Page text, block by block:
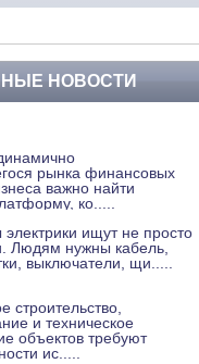
НОВОСТИ
рынка финансовых
важно найти
ко
ищут не просто
Людям нужны кабель,
выключатели, щи
строительство,
и техническое
объектов требуют
ис